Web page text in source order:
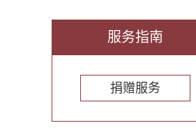
服务指南
捐赠服务